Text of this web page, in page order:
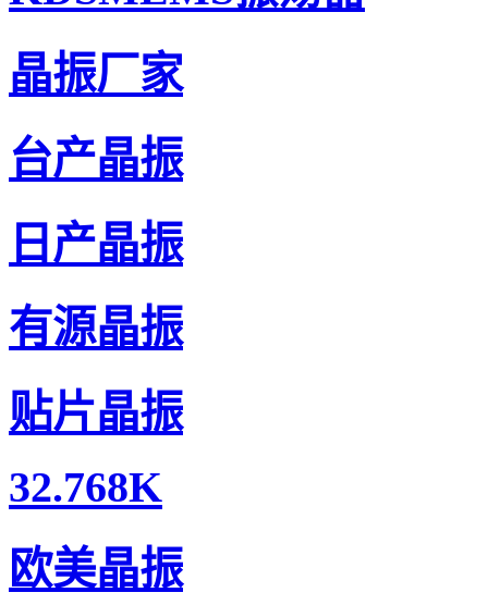
KDS晶振,压控温补晶振,DSA535SC晶振
晶振厂家
台产晶振
日产晶振
有源晶振
贴片晶振
32.768K
欧美晶振